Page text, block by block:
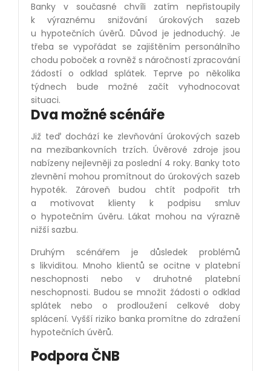
Banky v současné chvíli zatím nepřistoupily
k výraznému snižování úrokových sazeb
u hypotečních úvěrů. Důvod je jednoduchý. Je
třeba se vypořádat se zajištěním personálního
chodu poboček a rovněž s náročností zpracování
žádostí o odklad splátek. Teprve po několika
týdnech bude možné začít vyhodnocovat
situaci.
Dva možné scénáře
Již teď dochází ke zlevňování úrokových sazeb
na mezibankovních trzích. Úvěrové zdroje jsou
nabízeny nejlevněji za poslední 4 roky. Banky toto
zlevnění mohou promítnout do úrokových sazeb
hypoték. Zároveň budou chtít podpořit trh
a motivovat klienty k podpisu smluv
o hypotečním úvěru. Lákat mohou na výrazně
nižší sazbu.
Druhým scénářem je důsledek problémů
s likviditou. Mnoho klientů se ocitne v platební
neschopnosti nebo v druhotné platební
neschopnosti. Budou se množit žádosti o odklad
splátek nebo o prodloužení celkové doby
splácení. Vyšší riziko banka promítne do zdražení
hypotečních úvěrů.
Podpora ČNB